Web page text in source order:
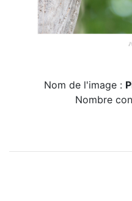
Nom de l'image :
Nombre